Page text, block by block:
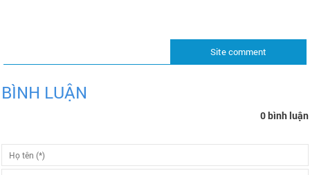
Site comment
BÌNH LUẬN
0 bình luận